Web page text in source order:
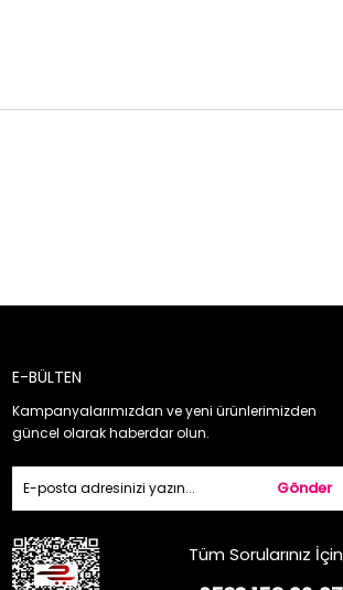
E-BÜLTEN
Kampanyalarımızdan ve yeni ürünlerimizden
güncel olarak haberdar olun.
Gönder
Tüm Sorularınız İçin